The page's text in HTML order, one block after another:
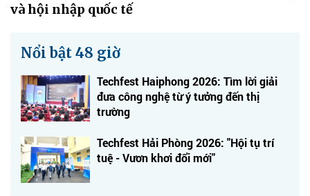
và hội nhập quốc tế
Nổi bật 48 giờ
Techfest Haiphong 2026: Tìm lời giải
đưa công nghệ từ ý tưởng đến thị
trường
Techfest Hải Phòng 2026: "Hội tụ trí
tuệ - Vươn khơi đổi mới"